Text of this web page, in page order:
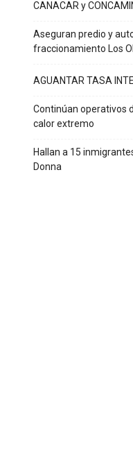
CANACAR y
Aseguran predio y
fraccionamiento Los
AGUANTAR TASA
Continúan operativos
calor extremo
Hallan a 15
Donna